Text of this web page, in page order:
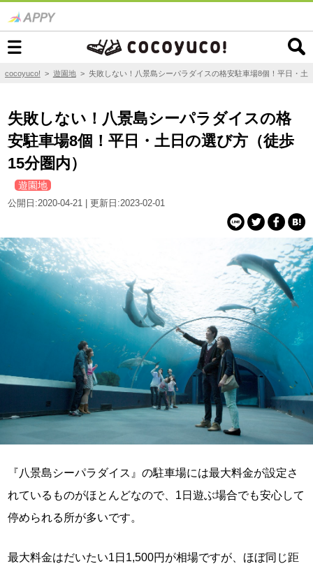
cocoyuco! > 遊園地> 失敗しない！八景島シーパラダイスの格安駐車場8個！平日・土
失敗しない！八景島シーパラダイスの格
安駐車場8個！平日・土日の選び方（徒歩
15分圏内）
遊園地
公開日:2020-04-21 | 更新日:2023-02-01
『八景島シーパラダイス』の駐車場には最大料金が設定さ
れているものがほとんどなので、1日遊ぶ場合でも安心して
停められる所が多いです。
最大料金はだいたい1日1,500円が相場ですが、ほぼ同じ距